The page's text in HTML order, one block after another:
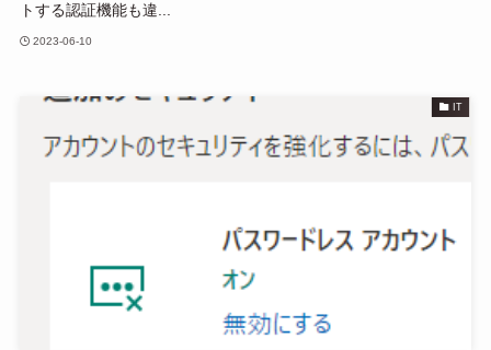
トする認証機能も違...
2023-06-10
IT